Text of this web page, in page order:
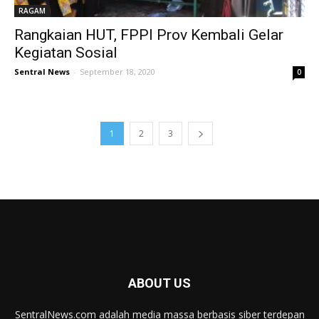
RAGAM
Rangkaian HUT, FPPI Prov Kembali Gelar
Kegiatan Sosial
Sentral News - September 18, 2020 0
1 2 3
ABOUT US
SentralNews.com adalah media massa berbasis siber terdepan